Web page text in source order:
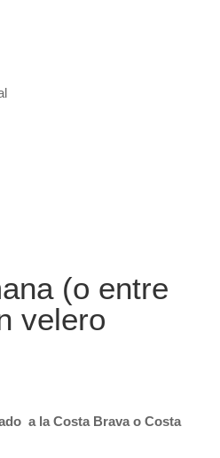
(o entre
velero
a la Costa Brava o Costa